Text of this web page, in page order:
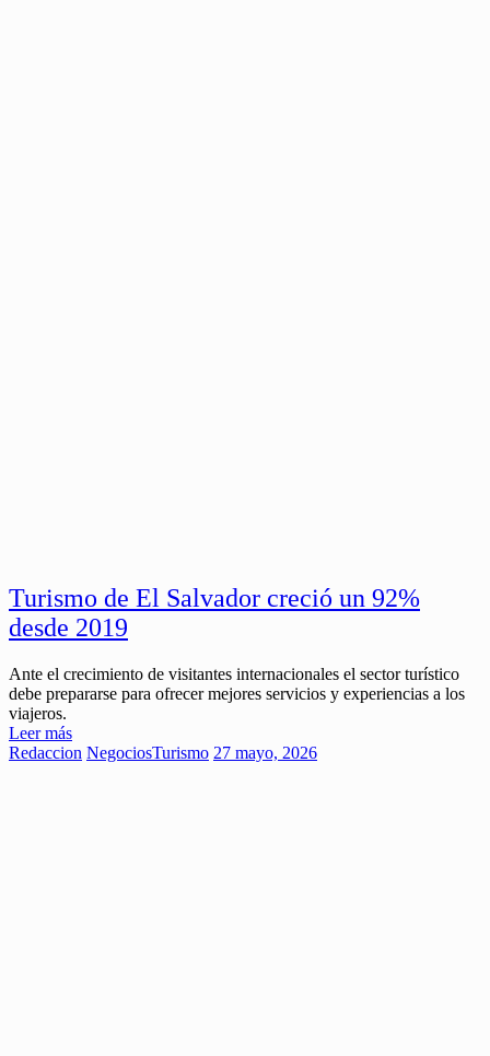
Turismo de El Salvador creció un 92%
desde 2019
Ante el crecimiento de visitantes internacionales el sector turístico
debe prepararse para ofrecer mejores servicios y experiencias a los
viajeros.
Leer más
Redaccion NegociosTurismo 27 mayo, 2026